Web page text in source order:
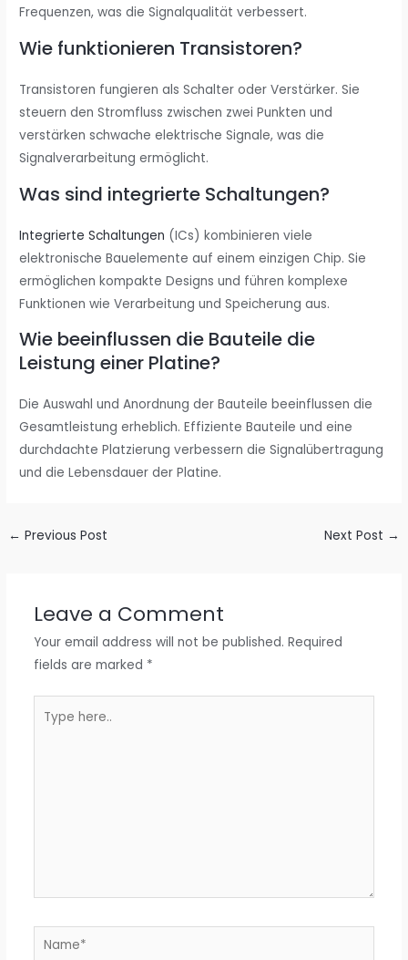
Frequenzen, was die Signalqualität verbessert.
Wie funktionieren Transistoren?
Transistoren fungieren als Schalter oder Verstärker. Sie
steuern den Stromfluss zwischen zwei Punkten und
verstärken schwache elektrische Signale, was die
Signalverarbeitung ermöglicht.
Was sind integrierte Schaltungen?
Integrierte Schaltungen (ICs) kombinieren viele
elektronische Bauelemente auf einem einzigen Chip. Sie
ermöglichen kompakte Designs und führen komplexe
Funktionen wie Verarbeitung und Speicherung aus.
Wie beeinflussen die Bauteile die
Leistung einer Platine?
Die Auswahl und Anordnung der Bauteile beeinflussen die
Gesamtleistung erheblich. Effiziente Bauteile und eine
durchdachte Platzierung verbessern die Signalübertragung
und die Lebensdauer der Platine.
← Previous Post Next Post →
Leave a Comment
Your email address will not be published. Required
fields are marked *
here..
Name*